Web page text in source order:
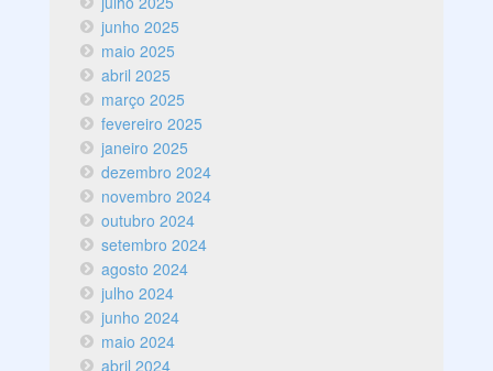
junho 2025
maio 2025
abril 2025
março 2025
fevereiro 2025
janeiro 2025
dezembro 2024
novembro 2024
outubro 2024
setembro 2024
agosto 2024
julho 2024
junho 2024
maio 2024
abril 2024